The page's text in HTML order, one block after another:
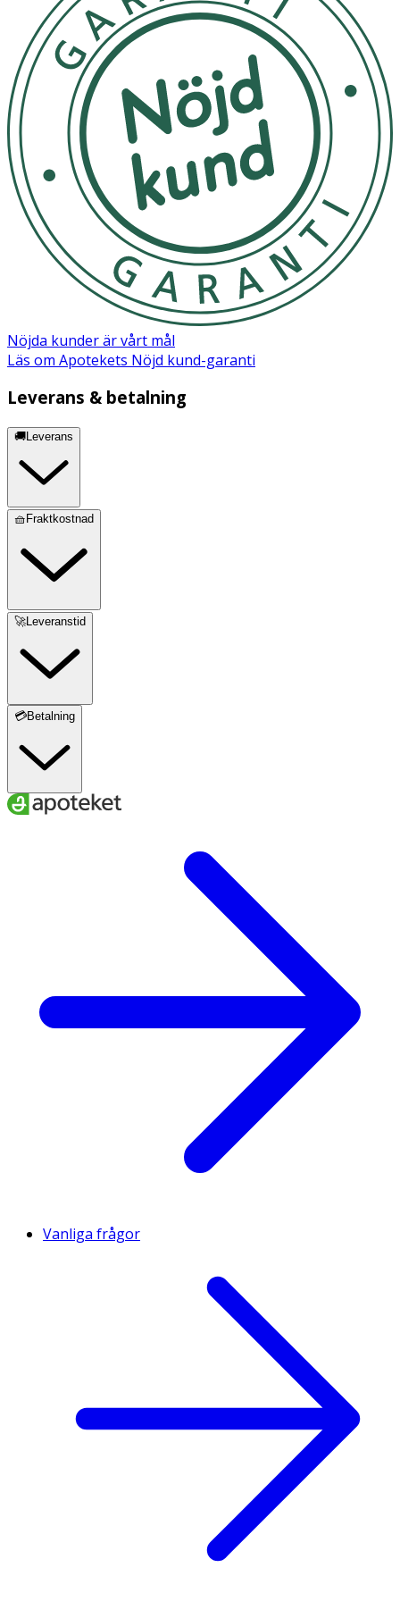
TRIAZONE, SUCROSE POLYSTEARATE, BUTYRO-
SPERMUM PARKII BUTTER, ARGANIA SPINOSA KERNEL
OIL, GLYCERYL STEARATE, TOCOPHERYL ACETATE,
MAURITIA FLEXUOSA FRUIT OIL, RETINYL PALMITATE,
TOCOPHEROL, PALMITOYL TRIPEPTIDE-5, SODIUM
POLYACRYLATE, HYDROGENATED POLYISOBUTENE,
SODIUM STEAROYL GLUTAMATE, PENTAERYTHRITYL
DI-STEARATE, XANTHAN GUM, PHENOXYETHANOL,
ETHYLHEXYLGLYCERIN, ARACHIS HYPOGAEA OIL.
Nöjda kunder är vårt mål
Läs om Apotekets Nöjd kund-garanti
Leverans & betalning
🚚Leverans
🧺Fraktkostnad
🚀Leveranstid
💳Betalning
Vanliga frågor